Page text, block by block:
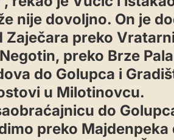
nije dovoljno. On je
Zaječara preko
preko Brze
do Golupca i
u Milotinovcu.
do
preko Majdenpeka